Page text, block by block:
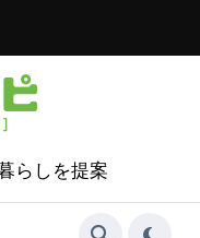
らしを提案